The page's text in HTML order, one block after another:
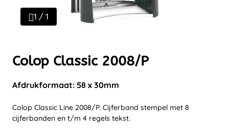
1 / 1
Colop Classic 2008/P
Afdrukformaat: 58 x 30mm
Colop Classic Line 2008/P. Cijferband stempel met 8
cijferbanden en t/m 4 regels tekst.